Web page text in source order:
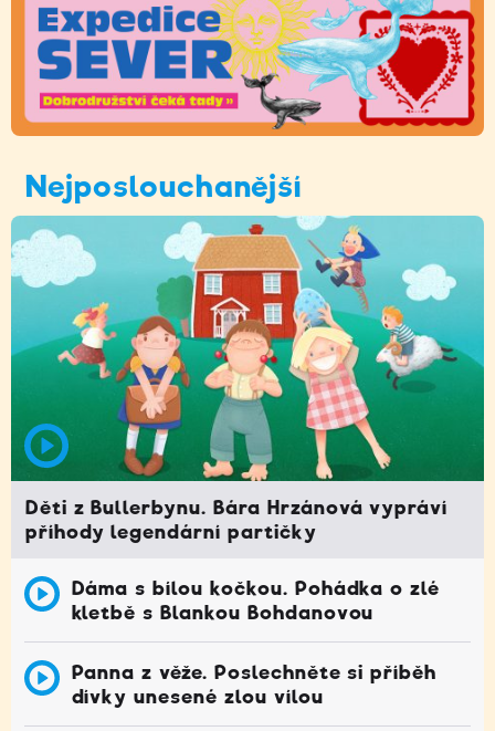
Nejposlouchanější
Děti z Bullerbynu. Bára Hrzánová vypráví
příhody legendární partičky
Dáma s bílou kočkou. Pohádka o zlé
kletbě s Blankou Bohdanovou
Panna z věže. Poslechněte si příběh
dívky unesené zlou vílou